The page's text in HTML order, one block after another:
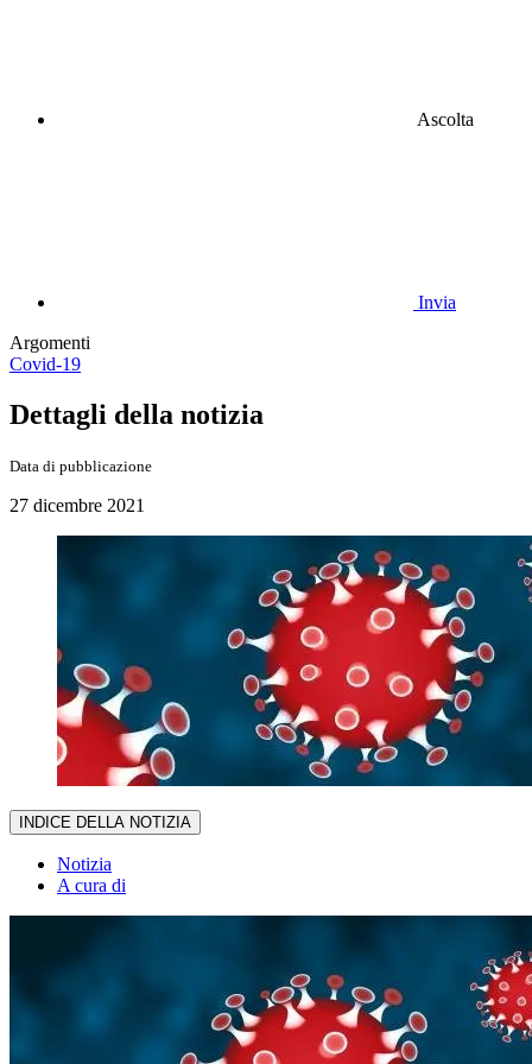
Ascolta
Invia
Argomenti
Covid-19
Dettagli della notizia
Data di pubblicazione
27 dicembre 2021
INDICE DELLA NOTIZIA
Notizia
A cura di